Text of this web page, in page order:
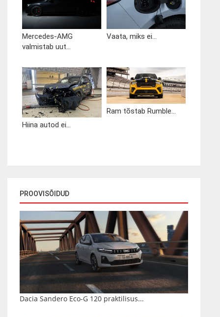
Mercedes-AMG
valmistab uut...
Vaata, miks ei...
Hiina autod ei...
Ram tõstab Rumble...
PROOVISÕIDUD
Dacia Sandero Eco-G 120 praktilisus...